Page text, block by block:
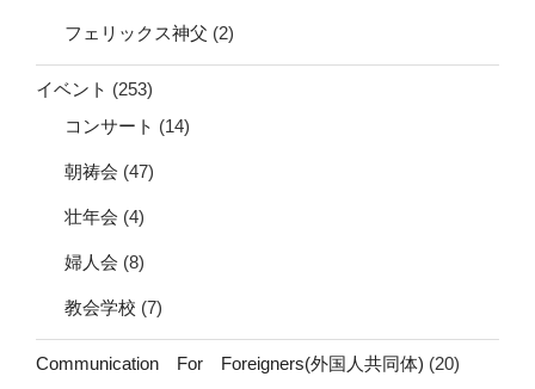
フェリックス神父 (2)
イベント (253)
コンサート (14)
朝祷会 (47)
壮年会 (4)
婦人会 (8)
教会学校 (7)
Communication For Foreigners(外国人共同体) (20)